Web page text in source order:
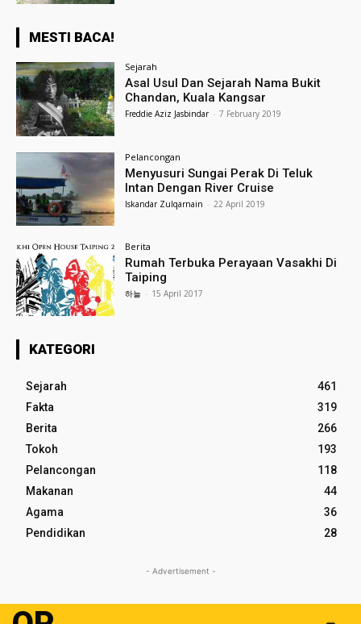
MESTI BACA!
Sejarah
Asal Usul Dan Sejarah Nama Bukit
Chandan, Kuala Kangsar
Freddie Aziz Jasbindar - 7 February 2019
Pelancongan
Menyusuri Sungai Perak Di Teluk
Intan Dengan River Cruise
Iskandar Zulqarnain - 22 April 2019
Berita
Rumah Terbuka Perayaan Vasakhi Di
Taiping
하늘 - 15 April 2017
KATEGORI
Sejarah
461
Fakta
319
Berita
266
Tokoh
193
Pelancongan
118
Makanan
44
Agama
36
Pendidikan
28
- Advertisement -